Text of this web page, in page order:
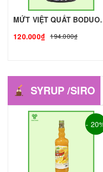
MỨT VIỆT QUẤT
120.000₫
194.000₫
SYRUP /SIRO
-